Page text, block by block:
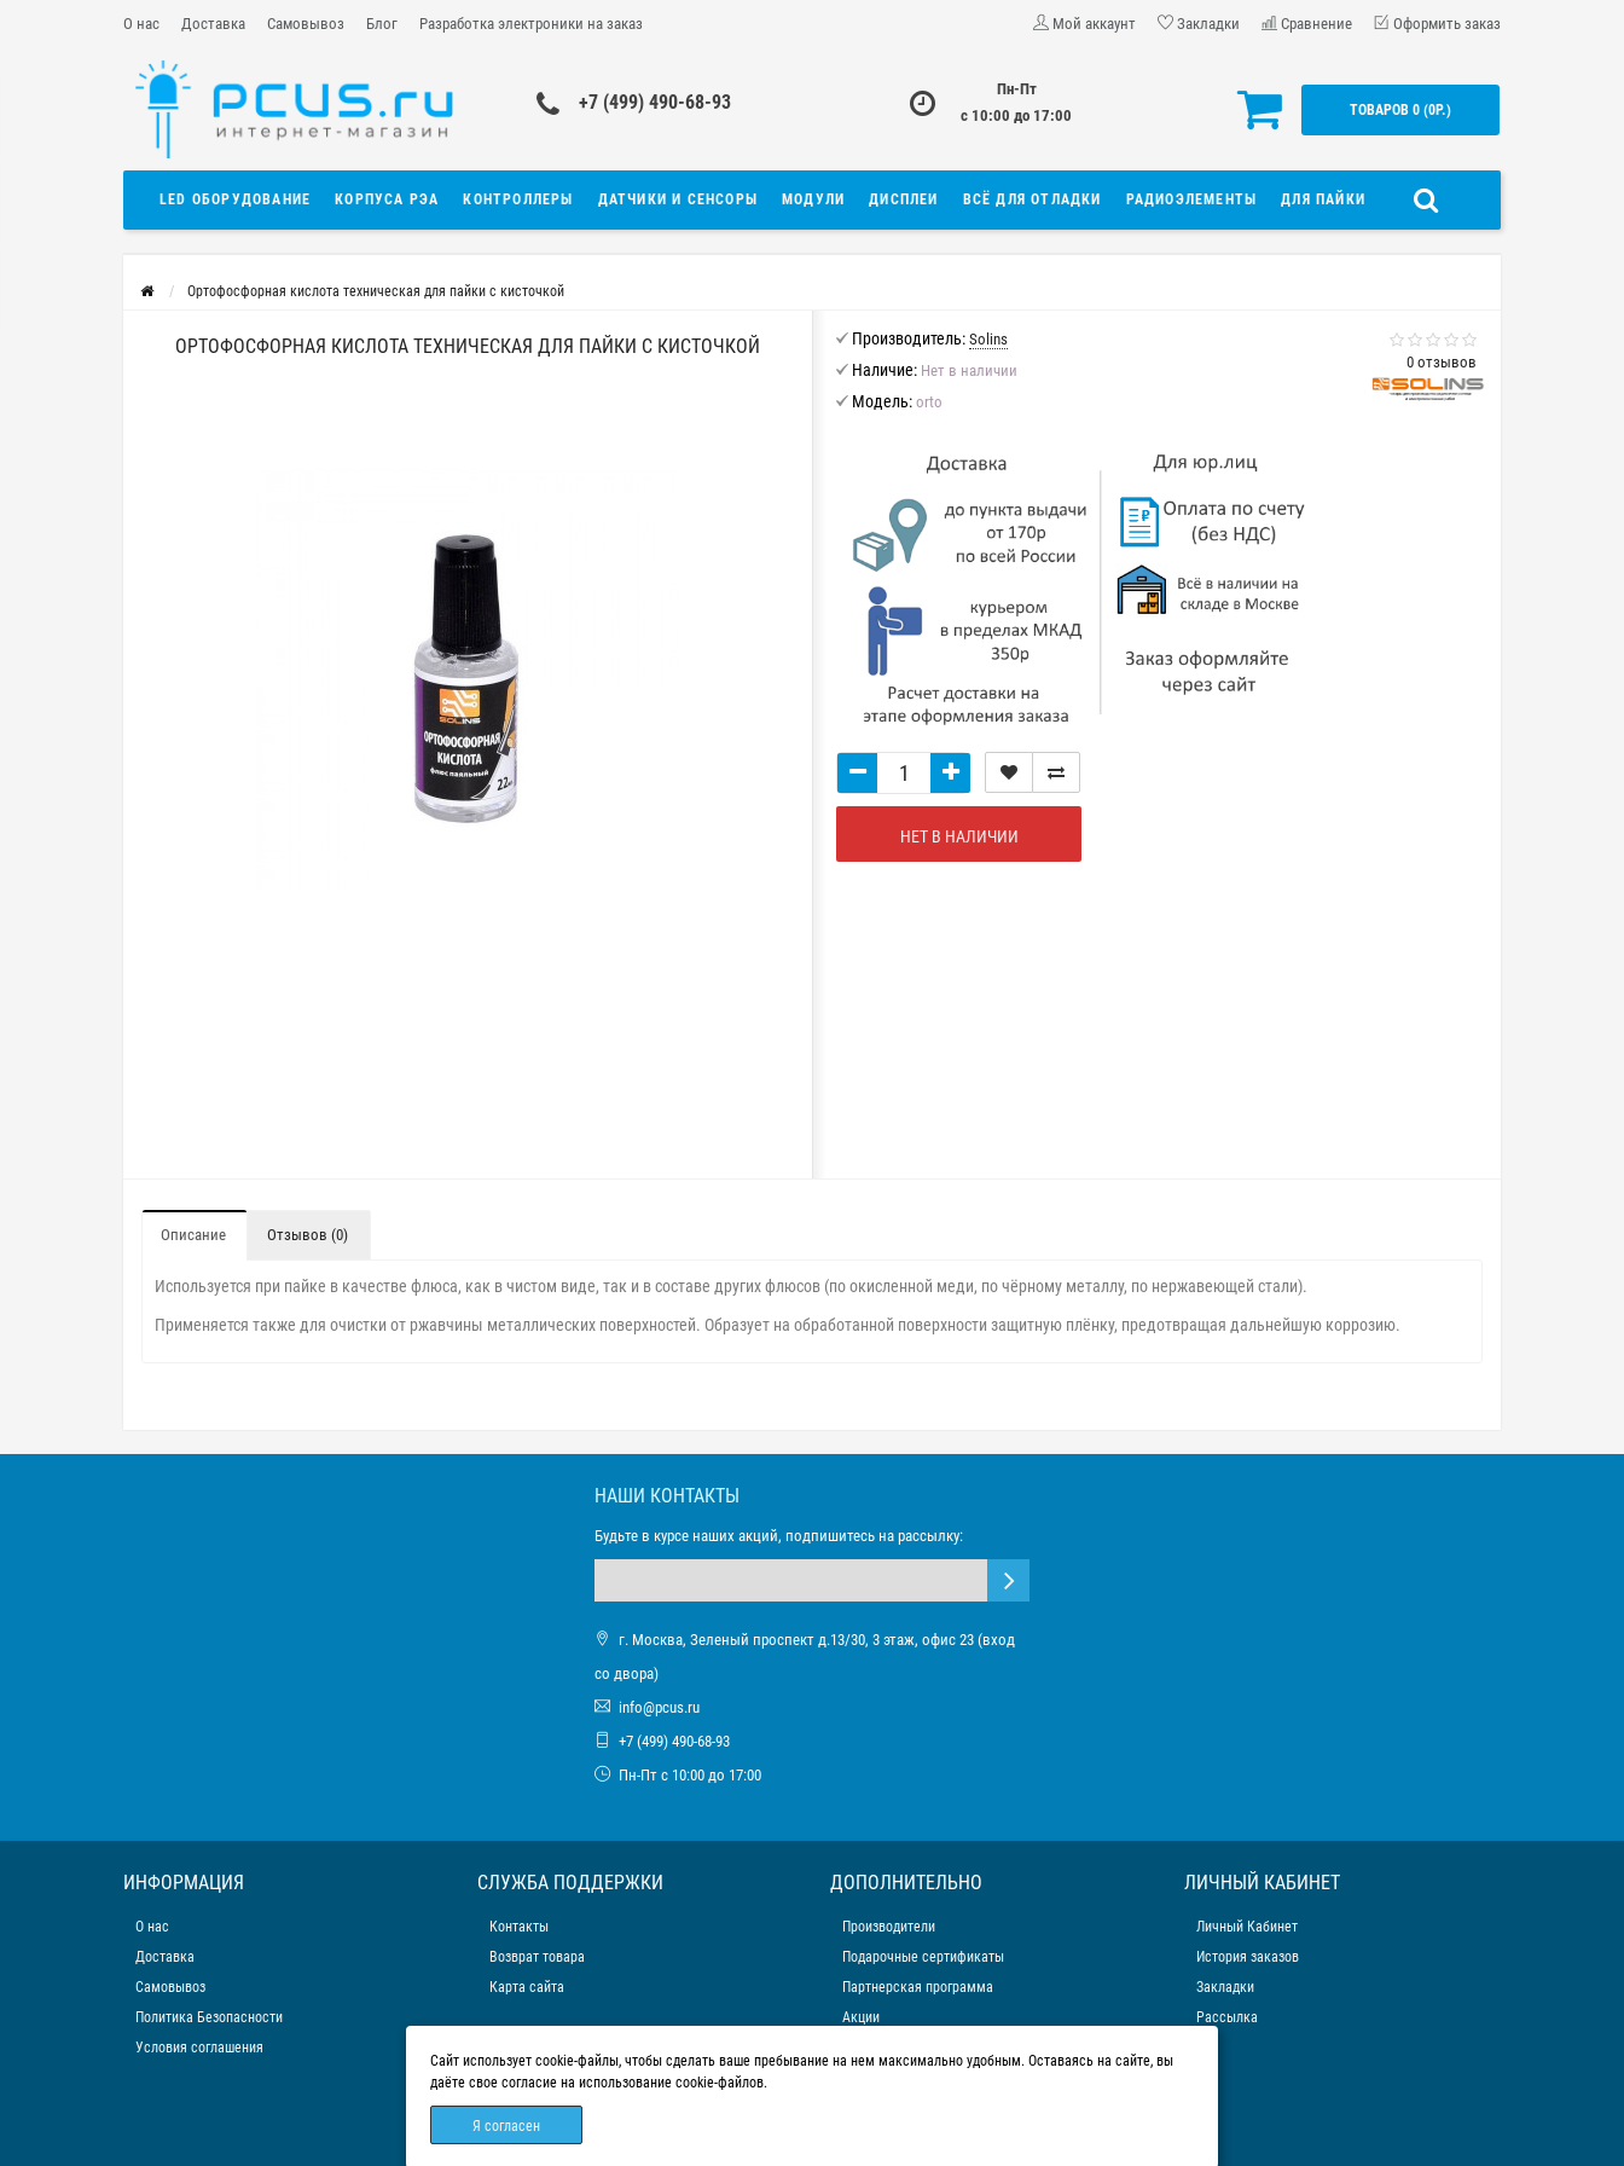
О нас Доставка Самовывоз Блог Разработка электроники на заказ Мой аккаунт Закладки Сравнение Оформить заказ
+7 (499) 490-68-93
Пн-Пт
с 10:00 до 17:00
ТОВАРОВ 0 (0Р.)
LED ОБОРУДОВАНИЕ КОРПУСА РЭА КОНТРОЛЛЕРЫ ДАТЧИКИ И СЕНСОРЫ МОДУЛИ ДИСПЛЕИ ВСЁ ДЛЯ ОТЛАДКИ РАДИОЭЛЕМЕНТЫ ДЛЯ ПАЙКИ
Ортофосфорная кислота техническая для пайки с кисточкой
ОРТОФОСФОРНАЯ КИСЛОТА ТЕХНИЧЕСКАЯ ДЛЯ ПАЙКИ С КИСТОЧКОЙ
0 отзывов
Производитель: Solins
Наличие: Нет в наличии
Модель: orto
НЕТ В НАЛИЧИИ
Описание Отзывов (0)
Используется при пайке в качестве флюса, как в чистом виде, так и в составе других флюсов (по окисленной меди, по чёрному металлу, по нержавеющей стали).
Применяется также для очистки от ржавчины металлических поверхностей. Образует на обработанной поверхности защитную плёнку, предотвращая дальнейшую коррозию.
НАШИ КОНТАКТЫ
Будьте в курсе наших акций, подпишитесь на рассылку:
г. Москва, Зеленый проспект д.13/30, 3 этаж, офис 23 (вход
со двора)
info@pcus.ru
+7 (499) 490-68-93
Пн-Пт с 10:00 до 17:00
ИНФОРМАЦИЯ
О нас
Доставка
Самовывоз
Политика Безопасности
Условия соглашения
СЛУЖБА ПОДДЕРЖКИ
Контакты
Возврат товара
Карта сайта
ДОПОЛНИТЕЛЬНО
Производители
Подарочные сертификаты
Партнерская программа
Акции
ЛИЧНЫЙ КАБИНЕТ
Личный Кабинет
История заказов
Закладки
Рассылка
Сайт использует cookie-файлы, чтобы сделать ваше пребывание на нем максимально удобным. Оставаясь на сайте, вы
даёте свое согласие на использование cookie-файлов.
Я согласен